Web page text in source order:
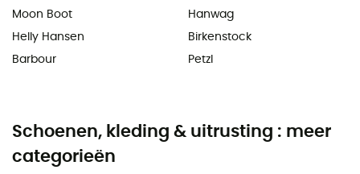
Moon Boot
Helly Hansen
Barbour
Hanwag
Birkenstock
Petzl
Schoenen, kleding & uitrusting : meer
categorieën